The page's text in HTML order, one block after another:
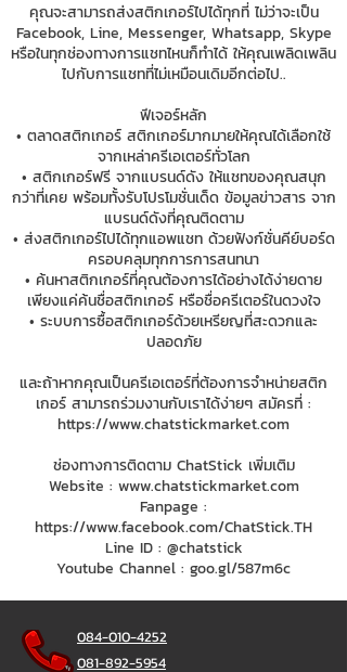
คุณจะสามารถส่งสติกเกอร์ไปได้ทุกที่ ไม่ว่าจะเป็น
Facebook, Line, Messenger, Whatsapp, Skype
หรือในทุกช่องทางการแชทไหนก็ทำได้ ให้คุณเพลิดเพลิน
ไปกับการแชทที่ไม่เหมือนเดิมอีกต่อไป..
ฟีเจอร์หลัก
• ตลาดสติกเกอร์ สติกเกอร์มากมายให้คุณได้เลือกใช้
จากเหล่าครีเอเตอร์ทั่วโลก
• สติกเกอร์ฟรี จากแบรนด์ดัง ให้แชทของคุณสนุก
กว่าที่เคย พร้อมทั้งรับโปรโมชั่นเด็ด ข้อมูลข่าวสาร จาก
แบรนด์ดังที่คุณติดตาม
• ส่งสติกเกอร์ไปได้ทุกแอพแชท ด้วยฟังก์ชั่นคีย์บอร์ด
ครอบคลุมทุกการการสนทนา
• ค้นหาสติกเกอร์ที่คุณต้องการได้อย่างได้ง่ายดาย
เพียงแค่ค้นชื่อสติกเกอร์ หรือชื่อครีเตอร์ในดวงใจ
• ระบบการซื้อสติกเกอร์ด้วยเหรียญที่สะดวกและ
ปลอดภัย
และถ้าหากคุณเป็นครีเอเตอร์ที่ต้องการจำหน่ายสติก
เกอร์ สามารถร่วมงานกับเราได้ง่ายๆ สมัครที่ :
https://www.chatstickmarket.com
ช่องทางการติดตาม ChatStick เพิ่มเติม
Website : www.chatstickmarket.com
Fanpage :
https://www.facebook.com/ChatStick.TH
Line ID : @chatstick
Youtube Channel : goo.gl/587m6c
084-010-4252
081-892-5954